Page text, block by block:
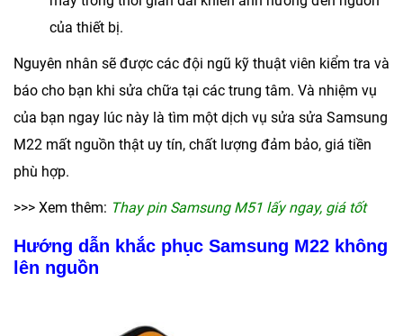
của thiết bị.
Nguyên nhân sẽ được các đội ngũ kỹ thuật viên kiểm tra và
báo cho bạn khi sửa chữa tại các trung tâm. Và nhiệm vụ
của bạn ngay lúc này là tìm một dịch vụ sửa sửa Samsung
M22 mất nguồn thật uy tín, chất lượng đảm bảo, giá tiền
phù hợp.
>>> Xem thêm: Thay pin Samsung M51 lấy ngay, giá tốt
Hướng dẫn khắc phục Samsung M22 không
lên nguồn